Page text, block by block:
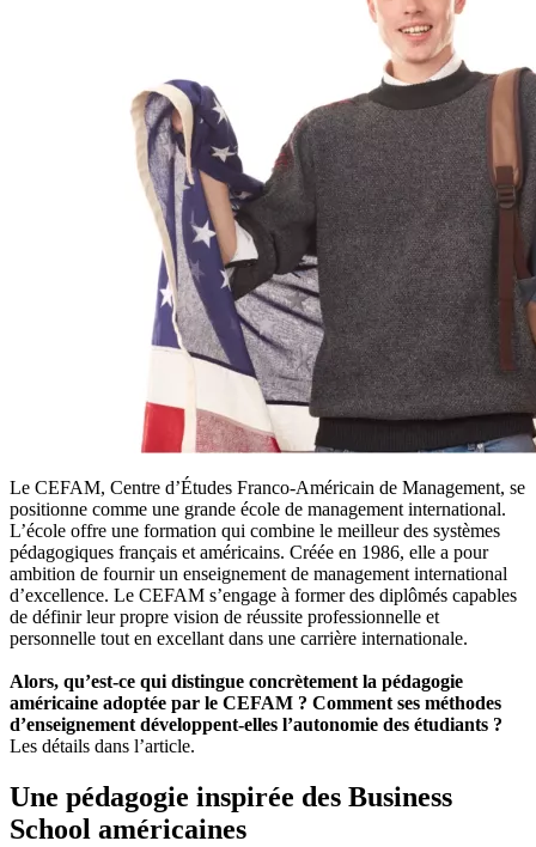
Le CEFAM, Centre d’Études Franco-Américain de Management, se
positionne comme une grande école de management international.
L’école offre une formation qui combine le meilleur des systèmes
pédagogiques français et américains. Créée en 1986, elle a pour
ambition de fournir un enseignement de management international
d’excellence. Le CEFAM s’engage à former des diplômés capables
de définir leur propre vision de réussite professionnelle et
personnelle tout en excellant dans une carrière internationale.
Alors, qu’est-ce qui distingue concrètement la pédagogie
américaine adoptée par le CEFAM ? Comment ses méthodes
d’enseignement développent-elles l’autonomie des étudiants ?
Les détails dans l’article.
Une pédagogie inspirée des Business
School américaines